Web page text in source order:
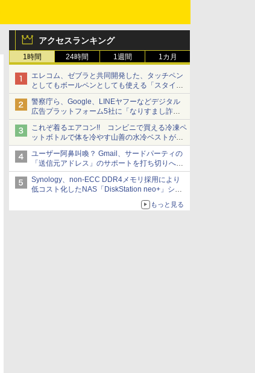
アクセスランキング
1時間 24時間 1週間 1カ月
エレコム、ゼブラと共同開発した、タッチペン
としてもボールペンとしても使える「スタイラ
スツーウェイ」発売 iPadにも紙にも、持ち替
えずに書き込める
警察庁ら、Google、LINEヤフーなどデジタル
広告プラットフォーム5社に「なりすまし詐欺
広告」対策強化を要請 著名人の写真や映像を
使った投資詐欺などへの対策として
これぞ着るエアコン!! コンビニで買える冷凍ペ
ットボトルで体を冷やす山善の水冷ベストがロ
ードバイクにちょうどいい【ぼっち・ざ・ろー
ど！その14】【空いた時間でなにしてる？】
ユーザー阿鼻叫喚？ Gmail、サードパーティの
「送信元アドレス」のサポートを打ち切りへ
【やじうまWatch】
Synology、non-ECC DDR4メモリ採用により
低コスト化したNAS「DiskStation neo+」シリ
ーズ 予算を抑えて導入でき、ECCメモリへの
もっと見る